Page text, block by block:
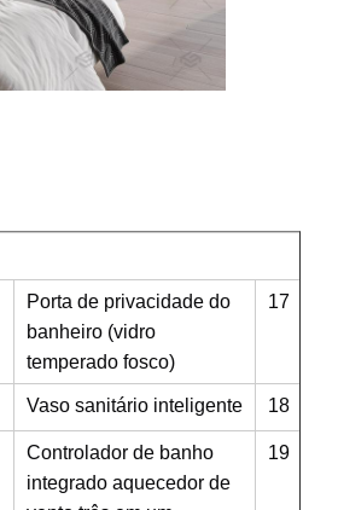
Porta de privacidade do
banheiro (vidro
temperado fosco)
17
Vaso sanitário inteligente 18
Controlador de banho
integrado aquecedor de
19